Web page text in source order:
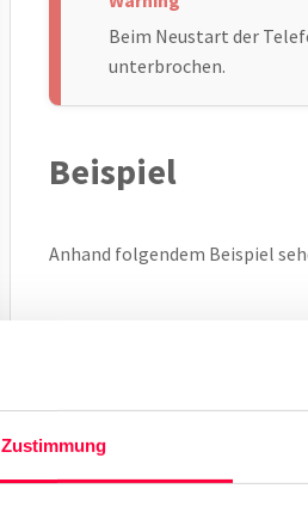
Zustimmung
Beim Neustart der
unterbrochen.
Beispiel
Anhand folgendem Beispiel